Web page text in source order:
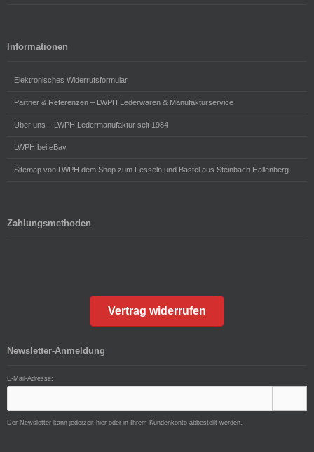
Informationen
Elektronisches Widerrufsformular
Partner & Referenzen – LWPH Lederwaren & Manufakturservice
Über uns – LWPH Ledermanufaktur seit 1984
LWPH bei eBay
Sitemap von LWPH dem Shop zum Fesseln und Bastel aus Steinbach Hallenberg
Zahlungsmethoden
Vertrag widerrufen
Newsletter-Anmeldung
E-Mail-Adresse:
Der Newsletter kann jederzeit hier oder in Ihrem Kundenkonto abbestellt werden.